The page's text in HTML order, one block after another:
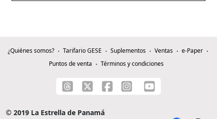
¿Quiénes somos? Tarifario GESE Suplementos Ventas
e-Paper
Puntos de venta
Términos y condiciones
© 2019 La Estrella de Panamá